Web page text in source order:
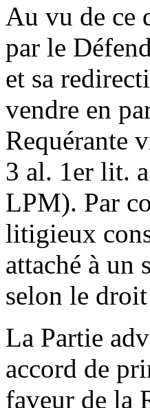
Au vu de ce
par le
et sa
vendre en
Requérante
3 al. 1er lit.
LPM). Par
litigieux
attaché à un
selon le
La Partie
accord de
faveur de la